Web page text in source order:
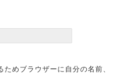
めブラウザーに自分の名前、